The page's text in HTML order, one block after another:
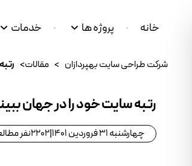
خانه پروژه ها خدمات
شرکت طراحی سایت بهپردازان > مقالات>
رتبه سايت خود را در جهان
چهارشنبه 31 فروردین 1401 |
2202نفر